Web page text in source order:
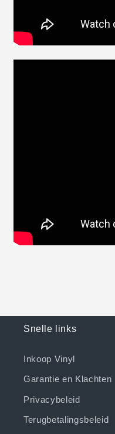
Snelle links
Inkoop Vinyl
Garantie en Klachten
Privacybeleid
Terugbetalingsbeleid